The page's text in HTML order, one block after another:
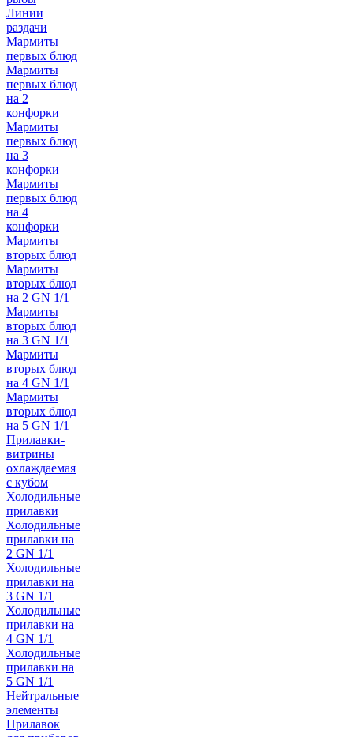
Линии
раздачи
Мармиты
первых блюд
Мармиты
первых блюд
на 2
конфорки
Мармиты
первых блюд
на 3
конфорки
Мармиты
первых блюд
на 4
конфорки
Мармиты
вторых блюд
Мармиты
вторых блюд
на 2 GN 1/1
Мармиты
вторых блюд
на 3 GN 1/1
Мармиты
вторых блюд
на 4 GN 1/1
Мармиты
вторых блюд
на 5 GN 1/1
Прилавки-
витрины
охлаждаемая
с кубом
Холодильные
прилавки
Холодильные
прилавки на
2 GN 1/1
Холодильные
прилавки на
3 GN 1/1
Холодильные
прилавки на
4 GN 1/1
Холодильные
прилавки на
5 GN 1/1
Нейтральные
элементы
Прилавок